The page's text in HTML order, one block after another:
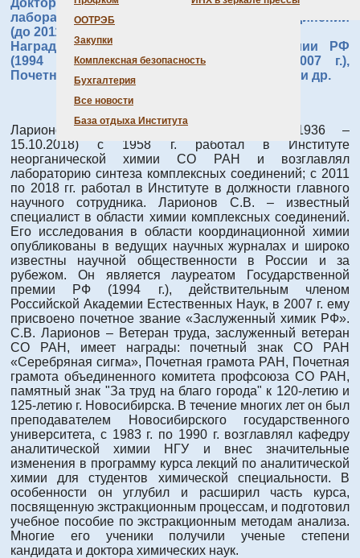
ООТРЭБ
Закупки
Комплексная безопасность
Бухгалтерия
Все новости
База отдыха Института
лабораторией синтеза комплексных соединений
(до 2011 г.); г.н.с. (2011 – 2018).
Награды: лауреат Государственной премии РФ
(1994 г.), «Заслуженный химик РФ» (2007 г.),
Почетный знак СО РАН «Серебряная сигма» и др.
Ларионов Станислав Васильевич (18.02.1936 –
15.10.2018) с 1958 г. работал в Институте
неорганической химии СО РАН и возглавлял
лабораторию синтеза комплексных соединений; с 2011
по 2018 гг. работал в Институте в должности главного
научного сотрудника. Ларионов С.В. – известный
специалист в области химии комплексных соединений.
Его исследования в области координационной химии
опубликованы в ведущих научных журналах и широко
известны научной общественности в России и за
рубежом. Он является лауреатом Государственной
премии РФ (1994 г.), действительным членом
Российской Академии Естественных Наук, в 2007 г. ему
присвоено почетное звание «Заслуженный химик РФ».
С.В. Ларионов – Ветеран труда, заслуженный ветеран
СО РАН, имеет награды: почетный знак СО РАН
«Серебряная сигма», Почетная грамота РАН, Почетная
грамота объединенного комитета профсоюза СО РАН,
памятный знак "За труд на благо города" к 120-летию и
125-летию г. Новосибирска. В течение многих лет он был
преподавателем Новосибирского государственного
университета, с 1983 г. по 1990 г. возглавлял кафедру
аналитической химии НГУ и внес значительные
изменения в программу курса лекций по аналитической
химии для студентов химической специальности. В
особенности он углубил и расширил часть курса,
посвященную экстракционным процессам, и подготовил
учебное пособие по экстракционным методам анализа.
Многие его ученики получили ученые степени
кандидата и доктора химических наук.